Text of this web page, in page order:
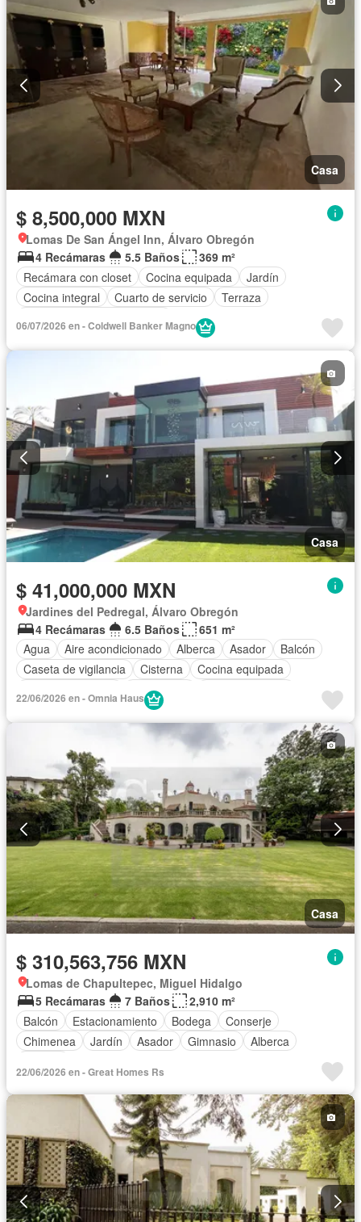
Casa
$ 8,500,000 MXN
Lomas De San Ángel Inn, Álvaro Obregón
4 Recámaras
5.5 Baños
369 m²
Recámara con closet
Cocina equipada
Jardín
Cocina integral
Cuarto de servicio
Terraza
06/07/2026 en - Coldwell Banker Magno
Casa
$ 41,000,000 MXN
Jardines del Pedregal, Álvaro Obregón
4 Recámaras
6.5 Baños
651 m²
Agua
Aire acondicionado Alberca Asador
Balcón
Caseta de vigilancia
Cisterna
Cocina equipada
Electricidad
Jardín
Completamente amueblado
22/06/2026 en - Omnia Haus
Casa
$ 310,563,756 MXN
Lomas de Chapultepec, Miguel Hidalgo
5 Recámaras
7 Baños
2,910 m²
Balcón
Estacionamiento Bodega
Conserje
Chimenea
Jardín Asador Gimnasio
Alberca
22/06/2026 en - Great Homes Rs